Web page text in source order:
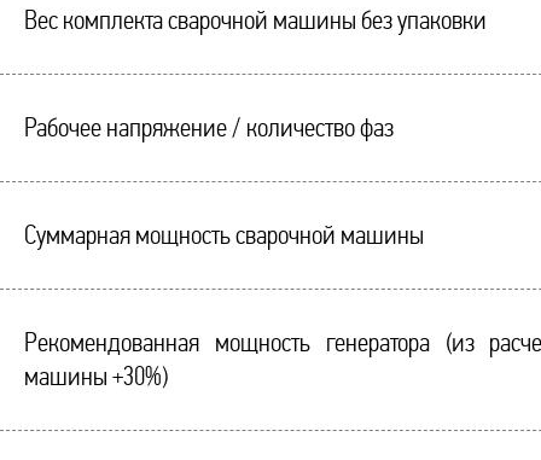
Вес комплекта сварочной машины без упаковки
Рабочее напряжение / количество фаз
Суммарная мощность сварочной машины
Рекомендованная мощность генератора (из
машины +30%)